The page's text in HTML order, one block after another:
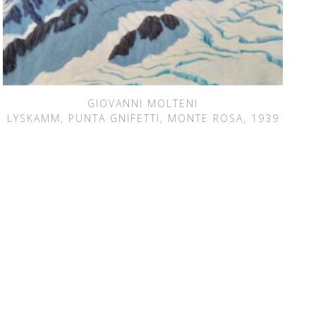
GIOVANNI MOLTENI
LYSKAMM, PUNTA GNIFETTI, MONTE ROSA, 1939